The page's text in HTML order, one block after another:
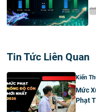
Tin Tức Liên Quan
Kiến
Mức
Phạt